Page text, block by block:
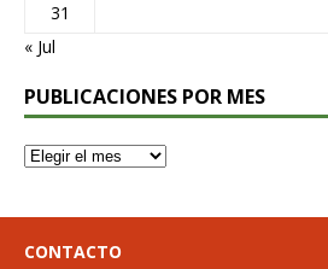
31
« Jul
PUBLICACIONES POR MES
CONTACTO